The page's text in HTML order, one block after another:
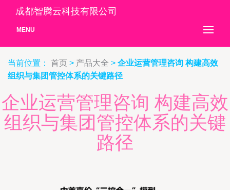
成都智腾云科技有限公司
MENU
当前位置： 首页 > 产品大全 > 企业运营管理咨询 构建高效
组织与集团管控体系的关键路径
企业运营管理咨询 构建高效
组织与集团管控体系的关键
路径